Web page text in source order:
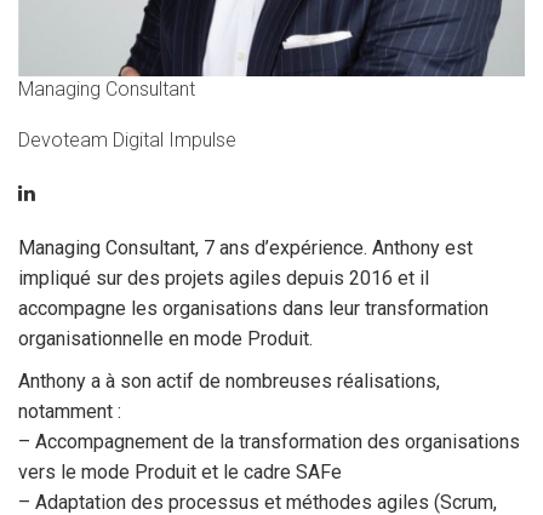
Managing Consultant
Devoteam Digital Impulse
Managing Consultant, 7 ans d’expérience. Anthony est
impliqué sur des projets agiles depuis 2016 et il
accompagne les organisations dans leur transformation
organisationnelle en mode Produit.
Anthony a à son actif de nombreuses réalisations,
notamment :
– Accompagnement de la transformation des organisations
vers le mode Produit et le cadre SAFe
– Adaptation des processus et méthodes agiles (Scrum,